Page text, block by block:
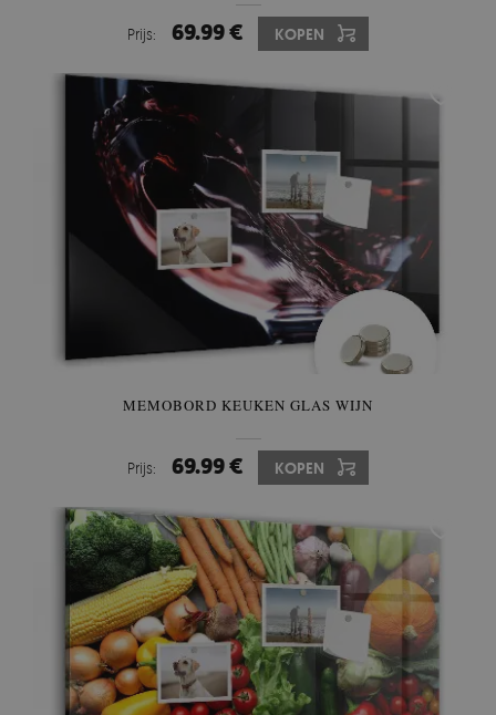
Prijs: 69.99 € KOPEN
MEMOBORD KEUKEN GLAS WIJN
Prijs: 69.99 € KOPEN